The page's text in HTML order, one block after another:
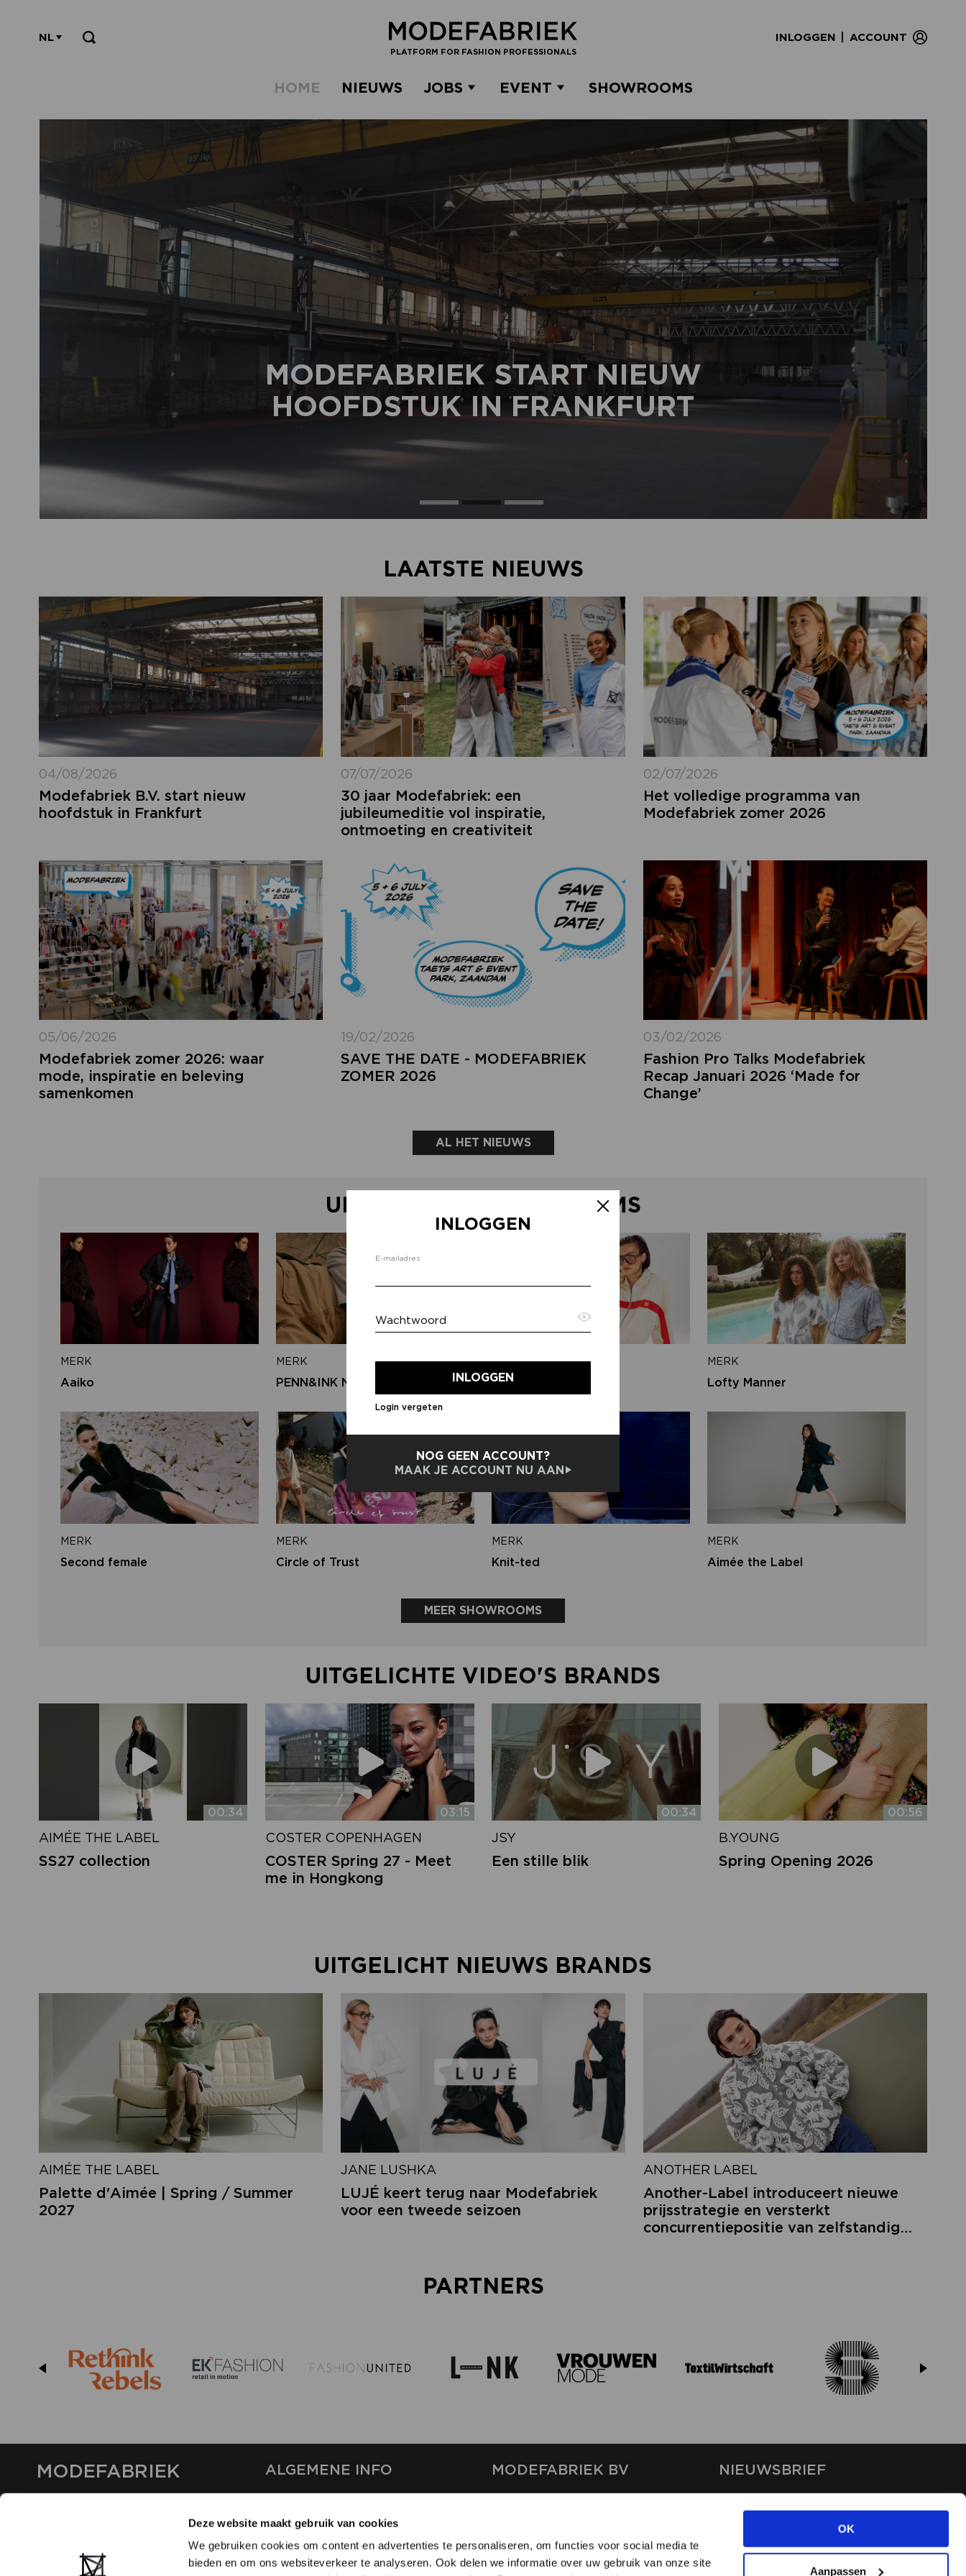
Deze website maakt gebruik van cookies
We gebruiken cookies om content en advertenties te personaliseren, om functies voor social media te
bieden en om ons websiteverkeer te analyseren. Ook delen we informatie over uw gebruik van onze site
OK
Aanpassen
INLOGGEN
E-mailadres
Wachtwoord
INLOGGEN
Login vergeten
Inloggegevens kwijt? Vul het e-mailadres in
dat hoort bij jouw account en klik op
verstuur.
E-mailadres
VERSTUUR
NOG GEEN ACCOUNT?
MAAK JE ACCOUNT NU AAN
PLATFORM FOR FASHION PROFESSIONALS
INLOGGEN ACCOUNT
NL
HOME NIEUWS JOBS EVENT SHOWROOMS
MODEFABRIEK START NIEUW
HOOFDSTUK IN FRANKFURT
LAATSTE NIEUWS
04/08/2026
Modefabriek B.V. start nieuw
hoofdstuk in Frankfurt
07/07/2026
30 jaar Modefabriek: een
jubileumeditie vol inspiratie,
ontmoeting en creativiteit
02/07/2026
Het volledige programma van
Modefabriek zomer 2026
05/06/2026
Modefabriek zomer 2026: waar
mode, inspiratie en beleving
samenkomen
19/02/2026
SAVE THE DATE - MODEFABRIEK
ZOMER 2026
03/02/2026
Fashion Pro Talks Modefabriek
Recap Januari 2026 ‘Made for
Change’
AL HET NIEUWS
UITGELICHTE SHOWROOMS
MERK
Aaiko
MERK
PENN&INK N.Y
MERK
Harper & Yve
MERK
Lofty Manner
MERK
Second female
MERK
Circle of Trust
MERK
Knit-ted
MERK
Aimée the Label
MEER SHOWROOMS
UITGELICHTE VIDEO'S BRANDS
00:34
AIMÉE THE LABEL
SS27 collection
03:15
COSTER COPENHAGEN
COSTER Spring 27 - Meet
me in Hongkong
00:34
JSY
Een stille blik
00:56
B.YOUNG
Spring Opening 2026
UITGELICHT NIEUWS BRANDS
AIMÉE THE LABEL
Palette d'Aimée | Spring / Summer
2027
JANE LUSHKA
LUJÉ keert terug naar Modefabriek
voor een tweede seizoen
ANOTHER LABEL
Another-Label introduceert nieuwe
prijsstrategie en versterkt
concurrentiepositie van zelfstandige
PARTNERS
MODEFABRIEK ALGEMENE INFO
CONTACT
PARTNERS
ADVERTEREN
MODEFABRIEK BV
SHIFT
NIEUWSBRIEF
laatste nieuws via de